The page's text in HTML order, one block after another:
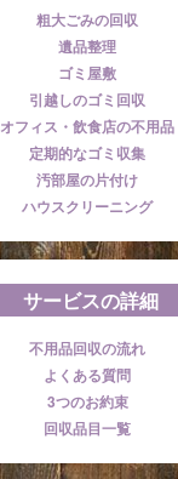
粗大ごみの回収
遺品整理
ゴミ屋敷
引越しのゴミ回収
オフィス・飲食店の不用品
定期的なゴミ収集
汚部屋の片付け
ハウスクリーニング
サービスの詳細
不用品回収の流れ
よくある質問
3つのお約束
回収品目一覧